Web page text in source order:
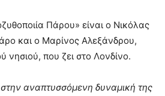
Πάρου» είναι ο Νικόλας
και ο Μαρίνος Αλεξάνδρου,
νησιού, που ζει στο Λονδίνο.
αναπτυσσόμενη δυναμική της